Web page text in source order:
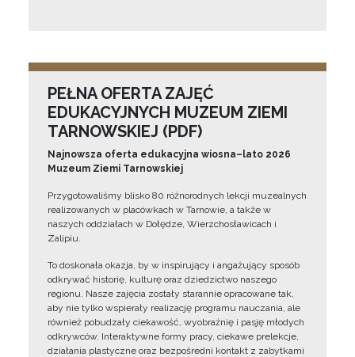
PEŁNA OFERTA ZAJĘĆ
EDUKACYJNYCH MUZEUM ZIEMI
TARNOWSKIEJ (PDF)
Najnowsza oferta edukacyjna wiosna–lato 2026
Muzeum Ziemi Tarnowskiej
Przygotowaliśmy blisko 80 różnorodnych lekcji muzealnych
realizowanych w placówkach w Tarnowie, a także w
naszych oddziałach w Dołędze, Wierzchosławicach i
Zalipiu.
To doskonała okazja, by w inspirujący i angażujący sposób
odkrywać historię, kulturę oraz dziedzictwo naszego
regionu. Nasze zajęcia zostały starannie opracowane tak,
aby nie tylko wspierały realizację programu nauczania, ale
również pobudzały ciekawość, wyobraźnię i pasję młodych
odkrywców. Interaktywne formy pracy, ciekawe prelekcje,
działania plastyczne oraz bezpośredni kontakt z zabytkami